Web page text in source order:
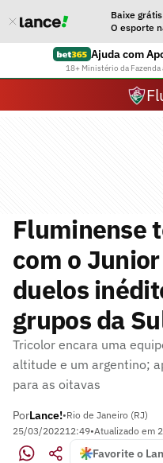
Baixe
O esporte
Ajuda com
18+ Ministério da
Fluminense
com o
duelos
grupos da
Tricolor encara uma
altitude e um argentino;
para as oitavas
PorLance!•Rio de Janeiro (RJ)
25/03/202212:49•Atualizado em
Favorite o